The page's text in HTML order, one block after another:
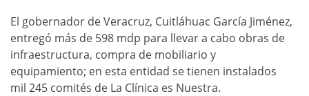
El gobernador de Veracruz, Cuitláhuac García Jiménez,
entregó más de 598 mdp para llevar a cabo obras de
infraestructura, compra de mobiliario y
equipamiento; en esta entidad se tienen instalados
mil 245 comités de La Clínica es Nuestra.